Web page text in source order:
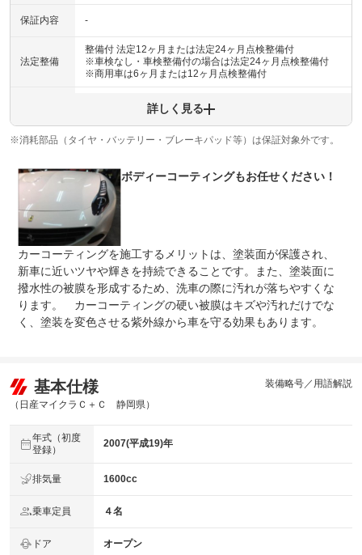
保証内容 -
法定整備
整備付 法定12ヶ月または法定24ヶ月点検整備付
※車検なし・車検整備付の場合は法定24ヶ月点検整備付
※商用車は6ヶ月または12ヶ月点検整備付
詳しく見る
※消耗部品（タイヤ・バッテリー・ブレーキパッド等）は保証対象外です。
ボディーコーティングもお任せください！
カーコーティングを施工するメリットは、塗装面が保護され、
新車に近いツヤや輝きを持続できることです。また、塗装面に
撥水性の被膜を形成するため、洗車の際に汚れが落ちやすくな
ります。 カーコーティングの硬い被膜はキズや汚れだけでな
く、塗装を変色させる紫外線から車を守る効果もあります。
基本仕様
（日産マイクラＣ＋Ｃ 静岡県）
装備略号／用語解説
年式（初度
登録）
2007(平成19)年
排気量 1600cc
乗車定員 ４名
ドア オープン